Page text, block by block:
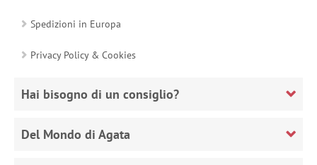
Spedizioni in Europa
Privacy Policy & Cookies
Hai bisogno di un consiglio?
Del Mondo di Agata